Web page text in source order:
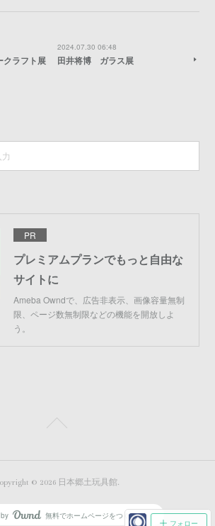
クラフト展
2024.07.30 06:48
田井将博 ガラス展
PR
プレミアムプランでもっと自由な
サイトに
Ameba Owndで、広告非表示、画像容量無制
限、ページ数無制限などの機能を開放しよ
う。
フォロー
© 2026 日本郷土玩具館.
AmebaOwnd
無料でホームページをつくろう